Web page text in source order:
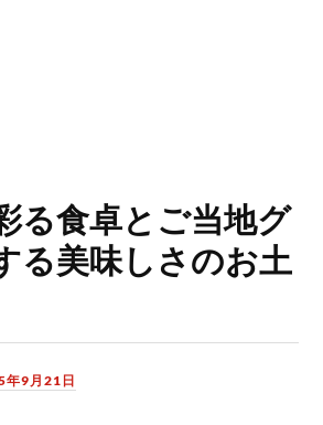
る食卓とご当地グ
る美味しさのお土
年9月21日